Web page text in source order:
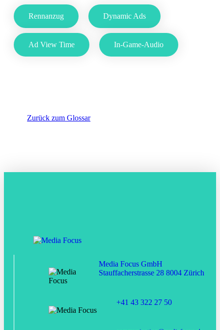
Rennanzug Dynamic Ads
Ad View Time In-Game-Audio
Zurück zum Glossar
Media Focus GmbH
Stauffacherstrasse 28 8004 Zürich
+41 43 322 27 50